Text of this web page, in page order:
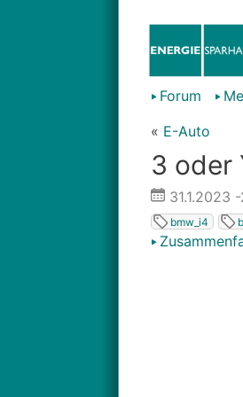
Forum
« E-Auto
3 oder
31.1.2023
bmw_i4